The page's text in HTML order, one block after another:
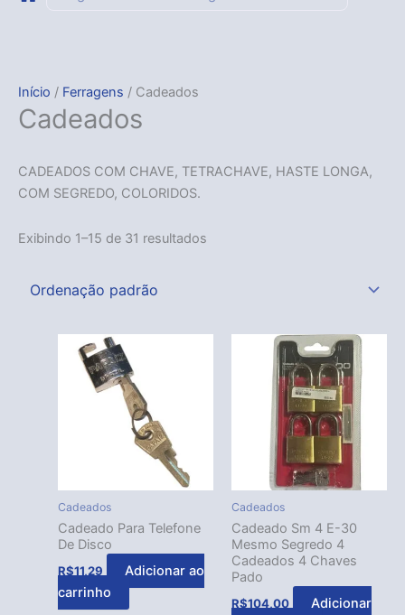
Início / Ferragens / Cadeados
Cadeados
CADEADOS COM CHAVE, TETRACHAVE, HASTE LONGA,
COM SEGREDO, COLORIDOS.
Exibindo 1–15 de 31 resultados
Cadeados
Cadeado Para Telefone
De Disco
R$11,29
Adicionar ao
carrinho
Cadeados
Cadeado Sm 4 E-30
Mesmo Segredo 4
Cadeados 4 Chaves
Pado
R$104,00
Adicionar